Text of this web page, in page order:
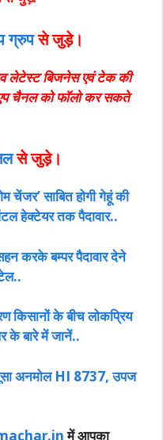
ग्रुपसेजुड़े।
लेटेस्ट बिजनेस एवं टेक की
चैनल को फॉलो कर सकते
से जुड़े।
चेंजर’ साबित होगी गेहूं की
हेक्टेयर तक पैदावार..
करके बम्पर पैदावार देने
किसानों के बीच लोकप्रिय
के बारे में जानें..
अनमोल HI 8737, उपज
में आपका